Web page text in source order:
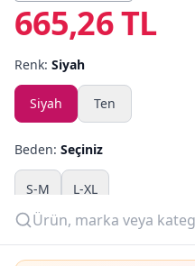
Plaj & Mayo
Yazlık Pijama
Kampanyalar
Yeni Gelenler
OUTLET
Giriş Yap
665,26 TL
Renk: Siyah
Siyah Ten
Beden: Seçiniz
S-M L-XL
Adet: